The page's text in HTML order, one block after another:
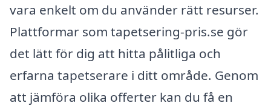
vara enkelt om du använder rätt resurser.
Plattformar som tapetsering-pris.se gör
det lätt för dig att hitta pålitliga och
erfarna tapetserare i ditt område. Genom
att jämföra olika offerter kan du få en